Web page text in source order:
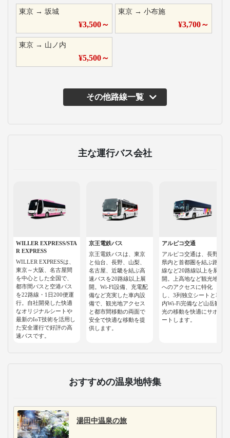
東京 → 坂城
¥3,500～
東京 →小布施
¥3,700～
東京 → 山ノ内
¥5,500～
その他路線一覧
主な運行バス会社
WILLER EXPRESS/STA
R EXPRESS
WILLER EXPRESSは、
東京～大阪、名古屋間
を中心とした全国で、
都市間バスと空港バス
を22路線・1日200便運
行。自社開発した快適
なオリジナルシートや
最新のIoT技術を活用し
た安全運行で好評の高
速バスです。
京王電鉄バス
京王電鉄バスは、東京
と仙台、長野、山梨、
名古屋、近畿を結ぶ高
速バスを20路線以上展
開。Wi-FI設備、充電配
備など充実した車内設
備で、観光地アクセス
と都市間移動の両面で
安全で快適な移動を提
供します。
アルピコ交通
アルピコ交通は、長野
県内と首都圏を結ぶ路
線など20路線以上を展
開。上高地など観光地
へのアクセスに特化
し、3列独立シートと車
内Wi-Fi完備など山岳観
光の移動を快適にサポ
ートします。
おすすめの温泉地特集
湯田中温泉の旅